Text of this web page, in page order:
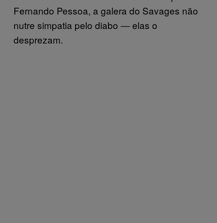
Fernando Pessoa, a galera do Savages não
nutre simpatia pelo diabo ― elas o
desprezam.